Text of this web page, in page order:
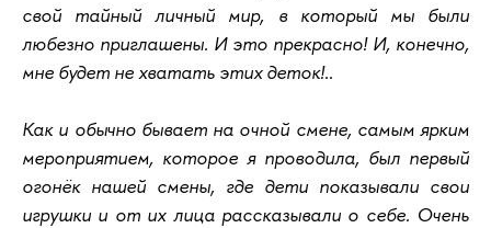
свой тайный личный мир, в который мы были
любезно приглашены. И это прекрасно! И, конечно,
мне будет не хватать этих деток!..
Как и обычно бывает на очной смене, самым ярким
мероприятием, которое я проводила, был первый
огонёк нашей смены, где дети показывали свои
игрушки и от их лица рассказывали о себе. Очень